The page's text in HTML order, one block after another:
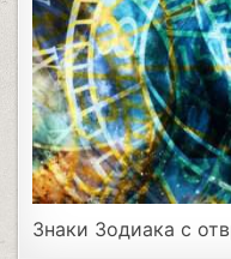
Знаки Зодиака с